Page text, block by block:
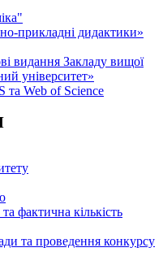
прикладні дидактики»
видання Закладу вищої
університет»
та Web of Science
фактична кількість
та проведення конкурсу